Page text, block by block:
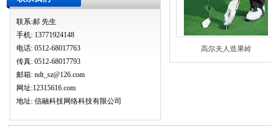
联系:郝 先生
手机: 13771924148
电话: 0512-68017763
传真: 0512-68017793
邮箱: ndt_sz@126.com
网址:12315616.com
地址: 信融科技网络科技有限公司
高尔夫人造果岭